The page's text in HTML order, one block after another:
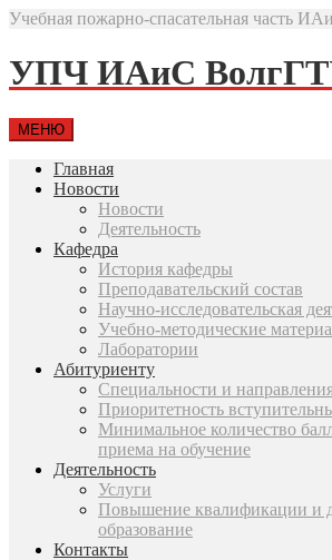
Учебная пожарно-спасательная часть
УПЧ ИАиС
МЕНЮ
Главная
Новости
Новости
Деятельность
Кафедра
История кафедры
Преподавательский состав
Научно-исследовательская
Учебно-методические
Лаборатории
Абитуриенту
Специальности и
Приоритетность
Минимальное количество
приема на обучение
Деятельность
Услуги
Повышение квалификации и
образование
Контакты